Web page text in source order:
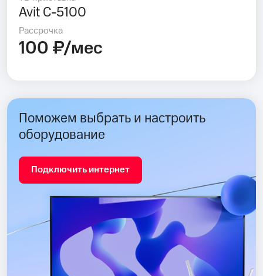
Avit C-5100
Рассрочка
100 ₽/мес
Поможем выбрать и настроить
оборудование
Подключить интернет